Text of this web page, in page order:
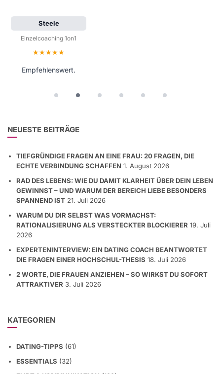
Steele
Einzelcoaching 1on1
Bewertung: 5 von 5 Sternen
Empfehlenswert.
NEUESTE BEITRÄGE
TIEFGRÜNDIGE FRAGEN AN EINE FRAU: 20 FRAGEN, DIE
ECHTE VERBINDUNG SCHAFFEN 1. August 2026
RAD DES LEBENS: WIE DU DAMIT KLARHEIT ÜBER DEIN LEBEN
GEWINNST – UND WARUM DER BEREICH LIEBE BESONDERS
SPANNEND IST 21. Juli 2026
WARUM DU DIR SELBST WAS VORMACHST:
RATIONALISIERUNG ALS VERSTECKTER BLOCKIERER 19. Juli
2026
EXPERTENINTERVIEW: EIN DATING COACH BEANTWORTET
DIE FRAGEN EINER HOCHSCHUL-THESIS 18. Juli 2026
2 WORTE, DIE FRAUEN ANZIEHEN – SO WIRKST DU SOFORT
ATTRAKTIVER 3. Juli 2026
KATEGORIEN
DATING-TIPPS (61)
ESSENTIALS (32)